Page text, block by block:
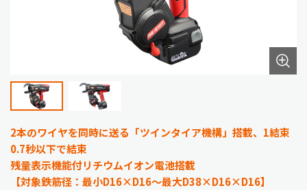
2本のワイヤを同時に送る「ツインタイア機構」搭載、1結束
0.7秒以下で結束
残量表示機能付リチウムイオン電池搭載
【対象鉄筋径：最小D16×D16～最大D38×D16×D16】